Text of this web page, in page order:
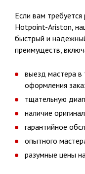
Если вам
Hotpoint-Ariston,
быстрый и
преимуществ,
выезд мастера в
оформления
тщательную
наличие
гарантийное
опытного
разумные цены